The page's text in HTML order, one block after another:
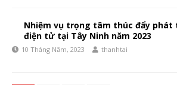
Nhiệm vụ trọng tâm thúc đẩy
điện tử tại Tây Ninh năm 2023
10 Tháng Năm, 2023 thanhtai